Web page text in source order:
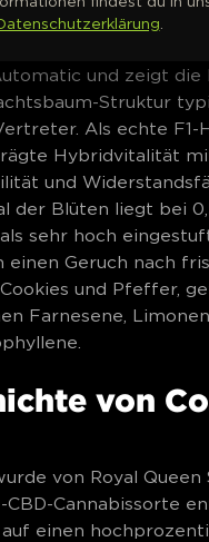
höchsten CBD-Gehalt
und zeigt die
Struktur
Als echte F1-
Hybridvitalität
und
der Blüten liegt bei
sehr hoch
einen Geruch nach
und Pfeffer,
Farnesene,
von
von Royal Queen
Cannabissorte
einen